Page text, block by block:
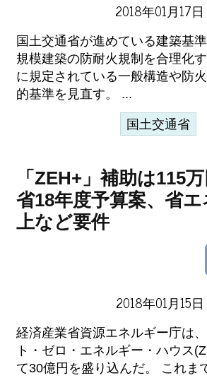
2018年01月17日
国土交通省が進めている建築基
規模建築の防耐火規制を合理化
に規定されている一般構造や防
的基準を見直す。 ...
国土交通省
「ZEH+」補助は115
省18年度予算案、省
上など要件
2018年01月15日
経済産業省資源エネルギー庁は
ト・ゼロ・エネルギー・ハウス
て30億円を盛り込んだ。 これま